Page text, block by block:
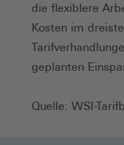
die flexiblere
Kosten im
geplanten
Quelle: WSI-